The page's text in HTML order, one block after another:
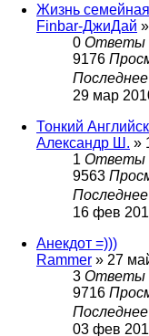
Жизнь
Finbar-ДжиДай »
0 Ответы
9176
29 мар
Тонкий
Александр Ш. »
1 Ответы
9563
16 фев
Анекдот =)))
Rammer » 27
3 Ответы
9716
03 фев